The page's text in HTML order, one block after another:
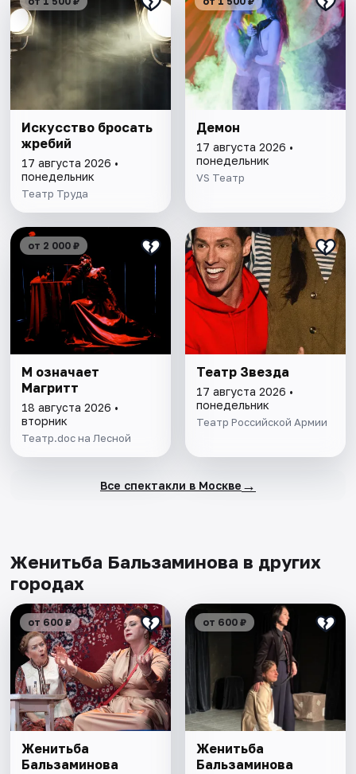
Искусство бросать
жребий
17 августа 2026 •
понедельник
Театр Труда
Демон
17 августа 2026 •
понедельник
VS Театр
от 2 000 ₽
М означает
Магритт
18 августа 2026 •
вторник
Театр.doc на Лесной
Театр Звезда
17 августа 2026 •
понедельник
Театр Российской Армии
Все спектакли в Москве →
Женитьба Бальзаминова в других
городах
от 600 ₽
Женитьба
Бальзаминова
от 600 ₽
Женитьба
Бальзаминова